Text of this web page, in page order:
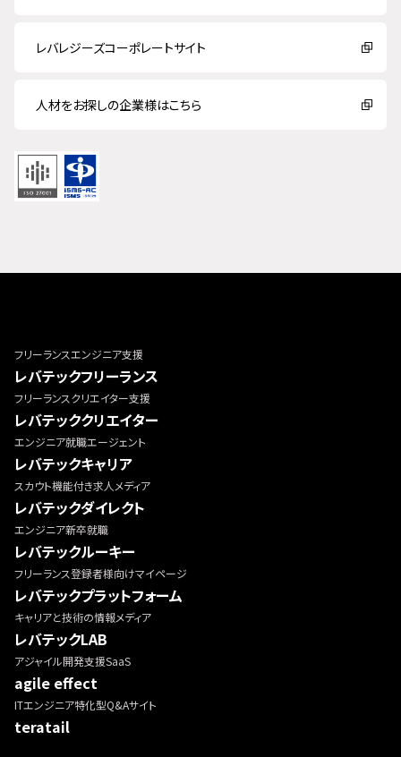
レバレジーズコーポレートサイト
人材をお探しの企業様はこちら
フリーランスエンジニア支援
レバテックフリーランス
フリーランスクリエイター支援
レバテッククリエイター
エンジニア就職エージェント
レバテックキャリア
スカウト機能付き求人メディア
レバテックダイレクト
エンジニア新卒就職
レバテックルーキー
フリーランス登録者様向けマイページ
レバテックプラットフォーム
キャリアと技術の情報メディア
レバテックLAB
アジャイル開発支援SaaS
agile effect
ITエンジニア特化型Q&Aサイト
teratail